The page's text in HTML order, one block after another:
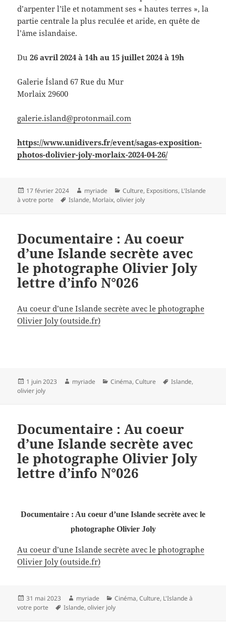
d’arpenter l’île et notamment ses « hautes terres », la
partie centrale la plus reculée et aride, en quête de
l’âme islandaise.
Du26 avril 2024 à 14h au 15 juillet 2024 à 19h
Galerie Ísland 67 Rue du Mur
Morlaix 29600
galerie.island@protonmail.com
https://www.unidivers.fr/event/sagas-exposition-
photos-dolivier-joly-morlaix-2024-04-26/
Publié
le
17 février 2024 Auteur
myriade Catégories
Culture, Expositions, L'Islande
à votre porte
Mots-
Islande, Morlaix,olivier joly
Documentaire : Au coeur
d’une Islande secrète avec
le photographe Olivier Joly
lettre d’info N°026
Au coeur d’une Islande secrète avec le photographe
Olivier Joly (outside.fr)
Publié
le
1 juin 2023 Auteur
myriade Catégories
Cinéma,Culture
Mots-
Islande,
olivier joly
Documentaire : Au coeur
d’une Islande secrète avec
le photographe Olivier Joly
lettre d’info N°026
Documentaire : Au coeur d’une Islande secrète avec le
photographe Olivier Joly
Au coeur d’une Islande secrète avec le photographe
Olivier Joly (outside.fr)
Publié
le
31 mai 2023 Auteur
myriade Catégories
Cinéma,Culture, L'Islande à
votre porte
Mots-
Islande,olivier joly